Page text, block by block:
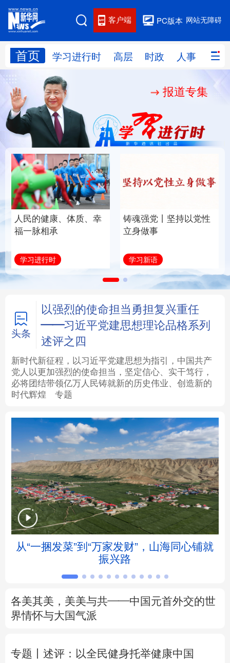
网站无障碍
PC版本
客户端
首页 学习进行时 高层 时政 人事 国际
网站地图
学习进行时 人事
国际 财经 网评
思客智库 全球连线 教育
科技 科创
文化 书画
访谈 视频 图片 政务
信息化 数字经济
学术中国 乡村振兴 银龄 溯源中国
城市 旅游 能源 会展
彩票 娱乐 时尚 悦读
公益 一带一路 亚太网 上市公司
地方频道
北京 天津 河北 山西
辽宁 吉林 上海 江苏
浙江 安徽 福建 江西
四川 贵州
报道专集
人民的健康、体质、幸
福一脉相承
学习进行时
铸魂强党丨坚持以党性
立身做事
学习新语
头条
以强烈的使命担当勇担复兴重任
——习近平党建思想理论品格系列
述评之四
新时代新征程，以习近平党建思想为指引，中国共产
党人以更加强烈的使命担当，坚定信心、实干笃行，
必将团结带领亿万人民铸就新的历史伟业、创造新的
时代辉煌
专题
从“一捆发菜”到“万家发财”，山海同心铺就
振兴路
各美其美，美美与共——中国元首外交的世
界情怀与大国气派
专题丨 述评：以全民健身托举健康中国